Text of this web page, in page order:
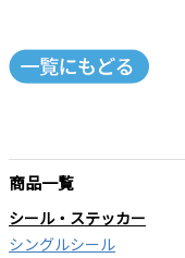
商品一覧
シール・ステッカー
シングルシール